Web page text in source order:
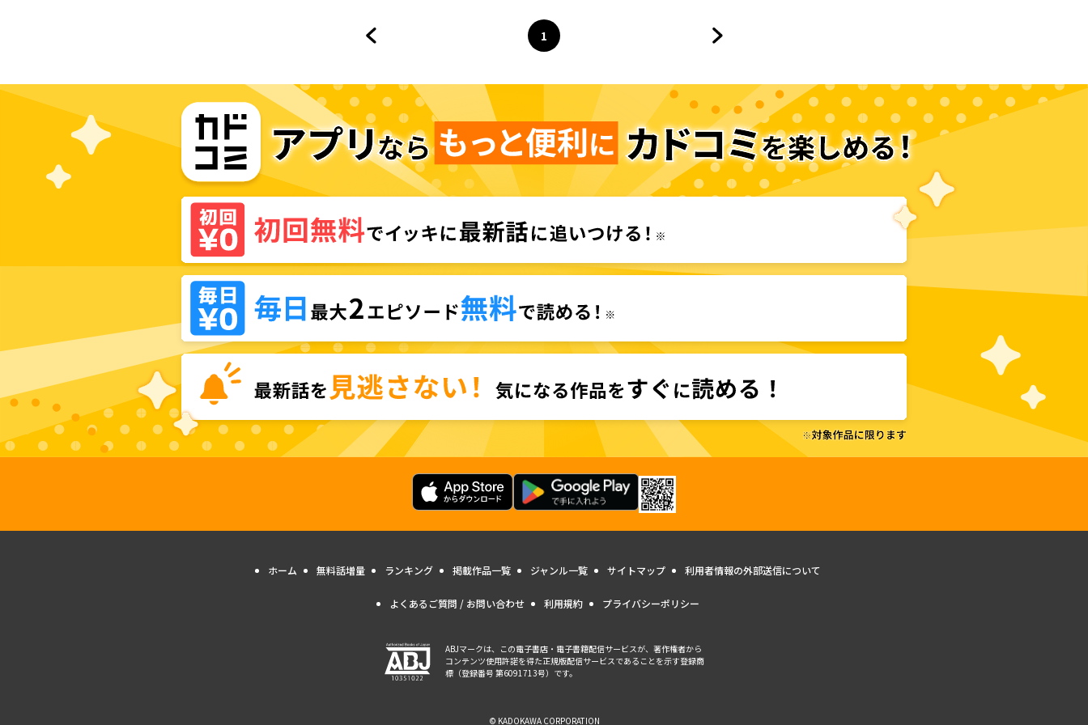
ページ
1
へ
ホーム 無料話増量 ランキング 掲載作品一覧 ジャンル一覧 サイトマップ 利用者情報の外部送信について
よくあるご質問 / お問い合わせ 利用規約 プライバシーポリシー
ABJマークは、この電子書店・電子書籍配信サービスが、著作権者から
コンテンツ使用許諾を得た正規版配信サービスであることを示す登録商
標（登録番号 第6091713号）です。
© KADOKAWA CORPORATION